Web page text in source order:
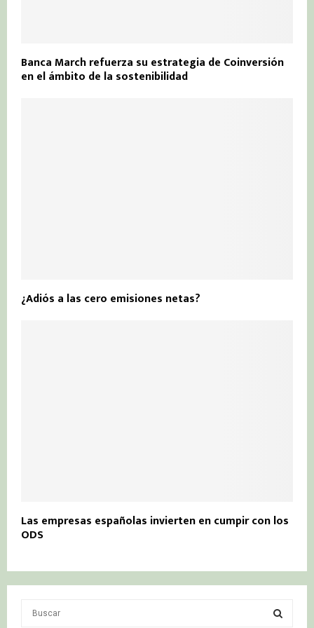
Banca March refuerza su estrategia de Coinversión
en el ámbito de la sostenibilidad
¿Adiós a las cero emisiones netas?
Las empresas españolas invierten en cumpir con los
ODS